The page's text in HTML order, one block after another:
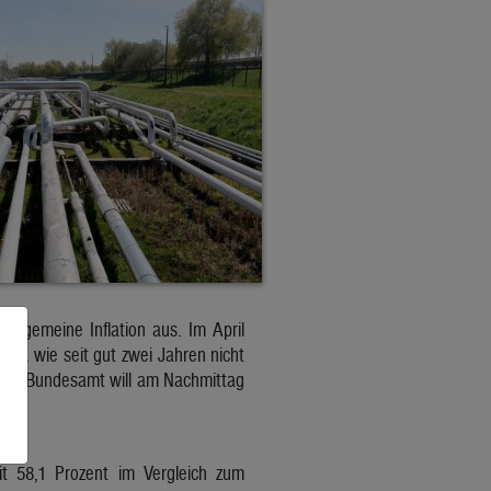
Inflation aus. Im April
wie seit gut zwei Jahren nicht
Bundesamt will am Nachmittag
58,1 Prozent im Vergleich zum